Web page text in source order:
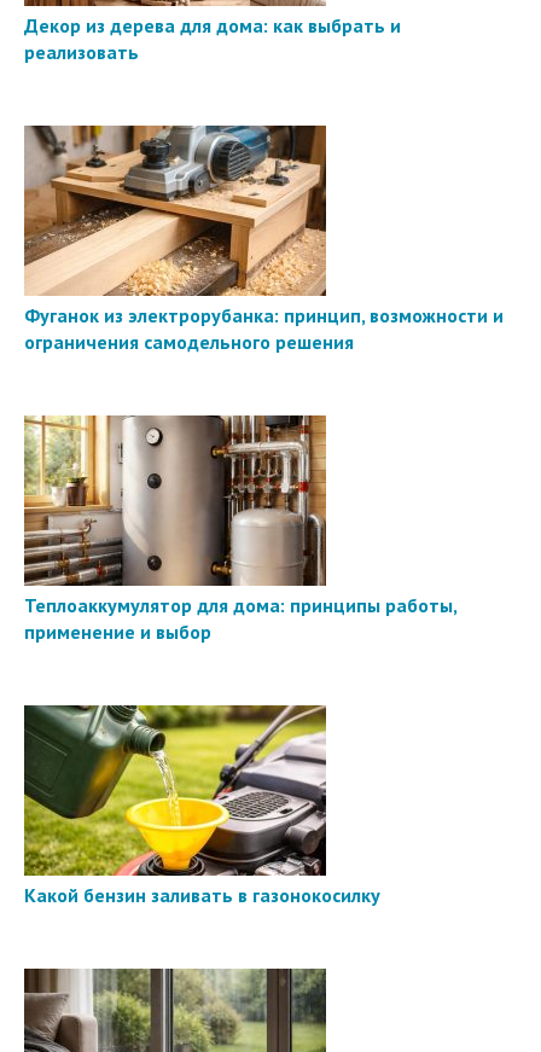
Декор из дерева для дома: как выбрать и
реализовать
Фуганок из электрорубанка: принцип, возможности и
ограничения самодельного решения
Теплоаккумулятор для дома: принципы работы,
применение и выбор
Какой бензин заливать в газонокосилку